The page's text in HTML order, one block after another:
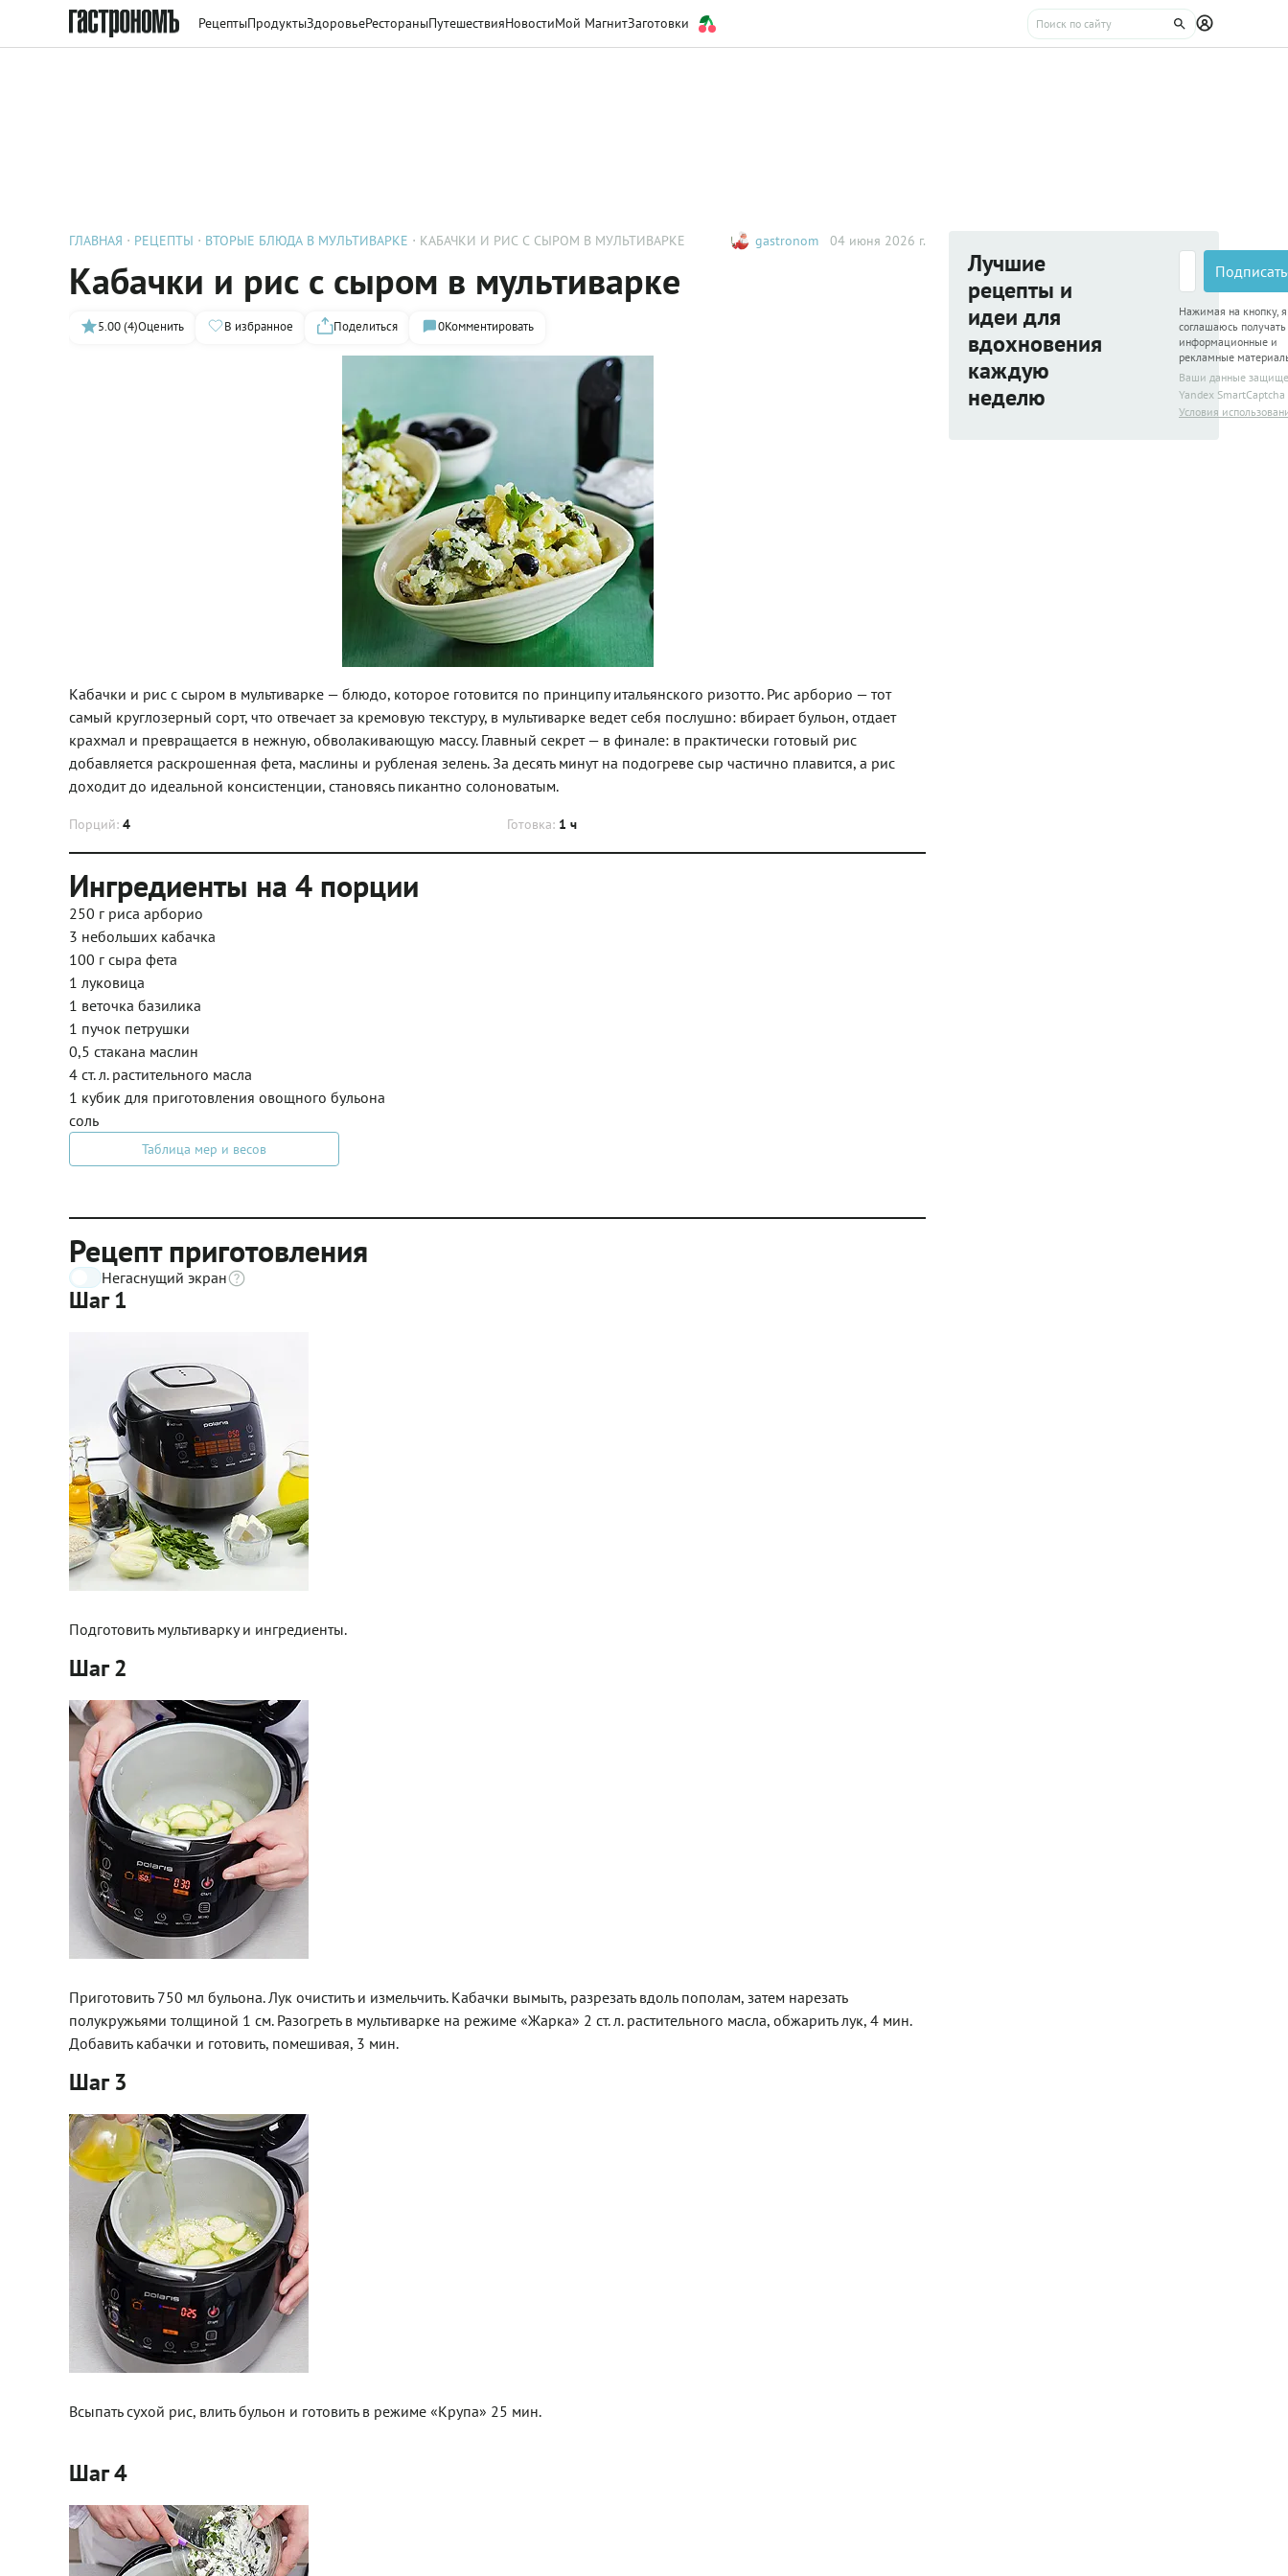
РецептыПродуктыЗдоровьеРестораныПутешествияНовостиМой МагнитЗаготовки
ГЛАВНАЯ РЕЦЕПТЫ ВТОРЫЕ БЛЮДА В МУЛЬТИВАРКЕ КАБАЧКИ И РИС С СЫРОМ В МУЛЬТИВАРКЕ gastronom 04 июня 2026 г.
Кабачки и рис с сыром в мультиварке
5.00 (4)Оценить В избранное Поделиться 0Комментировать
Кабачки и рис с сыром в мультиварке — блюдо, которое готовится по принципу итальянского ризотто. Рис арборио — тот
самый круглозерный сорт, что отвечает за кремовую текстуру, в мультиварке ведет себя послушно: вбирает бульон, отдает
крахмал и превращается в нежную, обволакивающую массу. Главный секрет — в финале: в практически готовый рис
добавляется раскрошенная фета, маслины и рубленая зелень. За десять минут на подогреве сыр частично плавится, а рис
доходит до идеальной консистенции, становясь пикантно солоноватым.
Порций: 4 Готовка: 1 ч
Ингредиенты на 4 порции
250 г риса арборио
3 небольших кабачка
100 г сыра фета
1 луковица
1 веточка базилика
1 пучок петрушки
0,5 стакана маслин
4 ст. л. растительного масла
1 кубик для приготовления овощного бульона
соль
Таблица мер и весов
Рецепт приготовления
Негаснущий экран
Шаг 1
Подготовить мультиварку и ингредиенты.
Шаг 2
Приготовить 750 мл бульона. Лук очистить и измельчить. Кабачки вымыть, разрезать вдоль пополам, затем нарезать
полукружьями толщиной 1 см. Разогреть в мультиварке на режиме «Жарка» 2 ст. л. растительного масла, обжарить лук, 4 мин.
Добавить кабачки и готовить, помешивая, 3 мин.
Шаг 3
Всыпать сухой рис, влить бульон и готовить в режиме «Крупа» 25 мин.
Шаг 4
Лучшие
рецепты и
идеи для
вдохновения
каждую
неделю
Нажимая на кнопку, я
соглашаюсь получать
информационные и
рекламные
Ваши данные
Yandex SmartCaptcha
Условия